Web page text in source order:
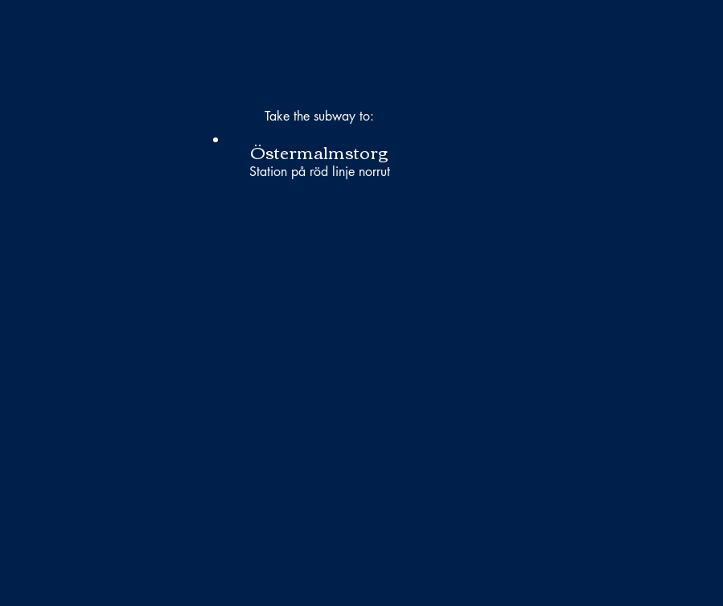
Take the subway to:
Östermalmstorg
Station på röd linje norrut